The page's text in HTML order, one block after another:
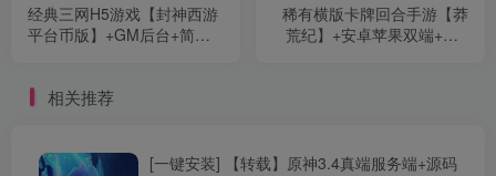
经典三网H5游戏【封神西游
平台币版】+GM后台+简易
稀有横版卡牌回合手游【莽
荒纪】+安卓苹果双端+GM
相关推荐
[一键安装] 【转载】原神3.4真端服务端+源码